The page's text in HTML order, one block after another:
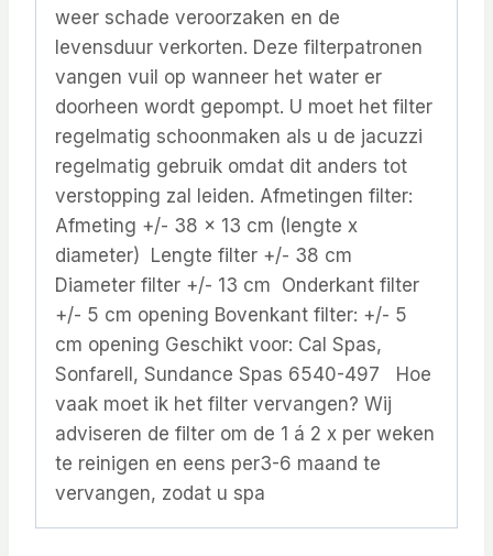
weer schade veroorzaken en de
levensduur verkorten. Deze filterpatronen
vangen vuil op wanneer het water er
doorheen wordt gepompt. U moet het filter
regelmatig schoonmaken als u de jacuzzi
regelmatig gebruik omdat dit anders tot
verstopping zal leiden. Afmetingen filter:
Afmeting +/- 38 x 13 cm (lengte x
diameter) Lengte filter +/- 38 cm
Diameter filter +/- 13 cm Onderkant filter
+/- 5 cm opening Bovenkant filter: +/- 5
cm opening Geschikt voor: Cal Spas,
Sonfarell, Sundance Spas 6540-497 Hoe
vaak moet ik het filter vervangen? Wij
adviseren de filter om de 1 á 2 x per weken
te reinigen en eens per3-6 maand te
vervangen, zodat u spa